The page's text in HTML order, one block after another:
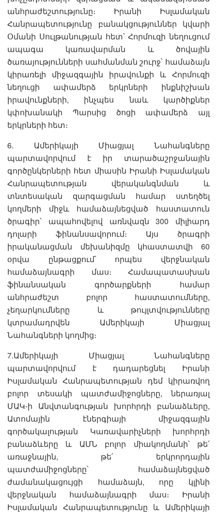
անհրաժեշտությունը։ Իրանի Իսլամական
Հանրապետությունը բանակցություններ կվարի
Օմանի Սուլթանության հետ՝ Հորմուզի նեղուցում
ապագա կառավարման և ծովային
ծառայությունների սահմանման շուրջ՝ համաձայն
կիրառելի միջազգային իրավունքի և Հորմուզի
նեղուցի ափամերձ երկրների ինքնիշխան
իրավունքների, ինչպես նաև կարծիքներ
կփոխանակի Պարսից ծոցի ափամերձ այլ
երկրների հետ։
6. Ամերիկայի Միացյալ Նահանգները
պարտավորվում է իր տարածաշրջանային
գործընկերների հետ միասին Իրանի Իսլամական
Հանրապետության վերականգնման և
տնտեսական զարգացման համար ստեղծել
կողմերի միջև համաձայնեցված հաստատուն
ծրագիր՝ ապահովելով առնվազն 300 միլիարդ
դոլարի ֆինանսավորում։ Այս ծրագրի
իրականացման մեխանիզմը կհաստատվի 60
օրվա ընթացքում՝ որպես վերջնական
համաձայնագրի մաս։ Համապատասխան
ֆինանսական գործարքների համար
անհրաժեշտ բոլոր հաստատումները,
չեղարկումները և թույլտվությունները
կտրամադրվեն Ամերիկայի Միացյալ
Նահանգների կողմից։
7.Ամերիկայի Միացյալ Նահանգները
պարտավորվում է դադարեցնել Իրանի
Իսլամական Հանրապետության դեմ կիրառվող
բոլոր տեսակի պատժամիջոցները, ներառյալ
ՄԱԿ-ի Անվտանգության խորհրդի բանաձևերը,
Ատոմային էներգիայի միջազգային
գործակալության Կառավարիչների խորհրդի
բանաձևերը և ԱՄՆ բոլոր միակողմանի՝ թե՛
առաջնային, թե՛ երկրորդային
պատժամիջոցները՝ համաձայնեցված
ժամանակացույցի համաձայն, որը կլինի
վերջնական համաձայնագրի մաս։ Իրանի
Իսլամական Հանրապետությունը և Ամերիկայի